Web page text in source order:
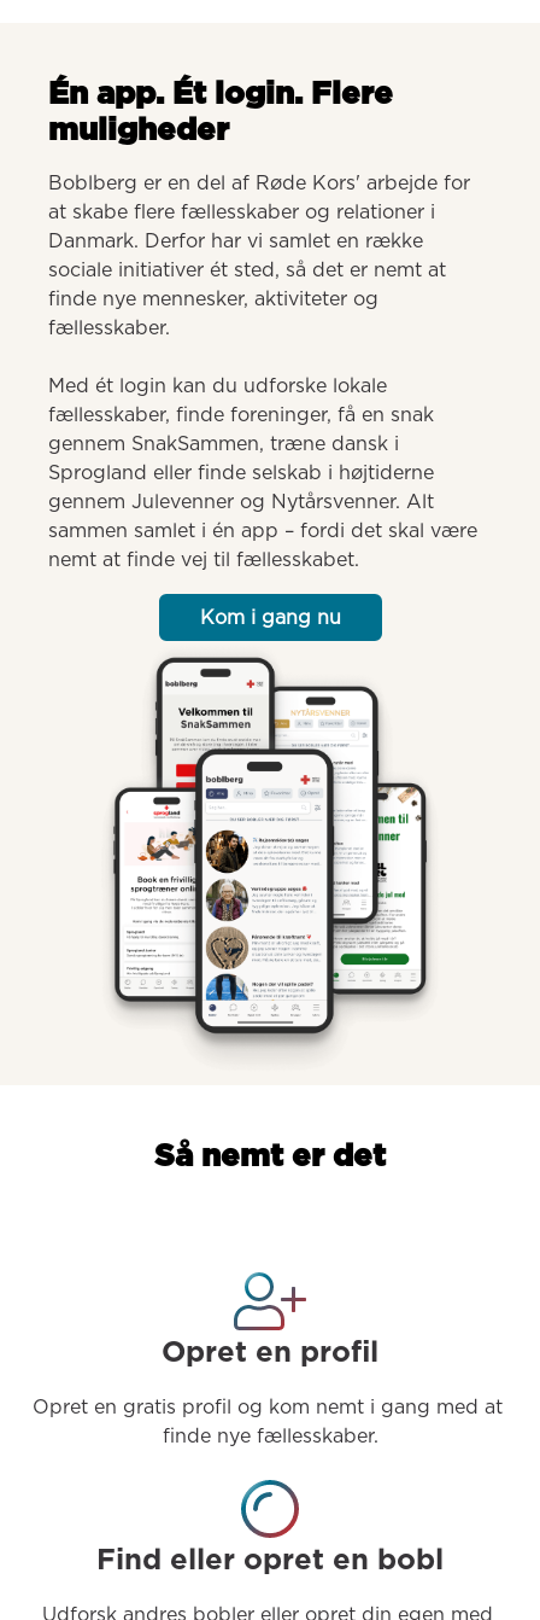
Én app. Ét login. Flere
muligheder
Boblberg er en del af Røde Kors' arbejde for
at skabe flere fællesskaber og relationer i
Danmark. Derfor har vi samlet en række
sociale initiativer ét sted, så det er nemt at
finde nye mennesker, aktiviteter og
fællesskaber.
Med ét login kan du udforske lokale
fællesskaber, finde foreninger, få en snak
gennem SnakSammen, træne dansk i
Sprogland eller finde selskab i højtiderne
gennem Julevenner og Nytårsvenner. Alt
sammen samlet i én app – fordi det skal være
nemt at finde vej til fællesskabet.
Kom i gang nu
Så nemt er det
Opret en profil
Opret en gratis profil og kom nemt i gang med at
finde nye fællesskaber.
Find eller opret en bobl
Udforsk andres bobler eller opret din egen med